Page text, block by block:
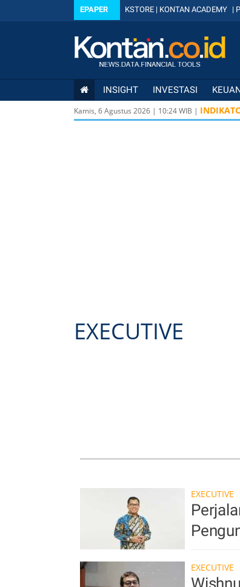
EPAPER KSTORE | KONTAN ACADEMY |
INSIGHT INVESTASI
Kamis, 6 Agustus 2026 | 10:24WIB |
EXECUTIVE
EXECUTIVE
EXECUTIVE